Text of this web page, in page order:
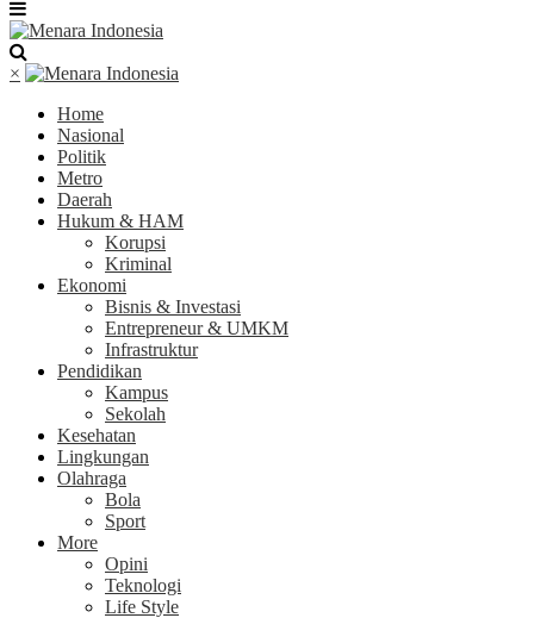
×
Home
Nasional
Politik
Metro
Daerah
Hukum & HAM
Korupsi
Kriminal
Ekonomi
Bisnis & Investasi
Entrepreneur & UMKM
Infrastruktur
Pendidikan
Kampus
Sekolah
Kesehatan
Lingkungan
Olahraga
Bola
Sport
More
Opini
Teknologi
Life Style